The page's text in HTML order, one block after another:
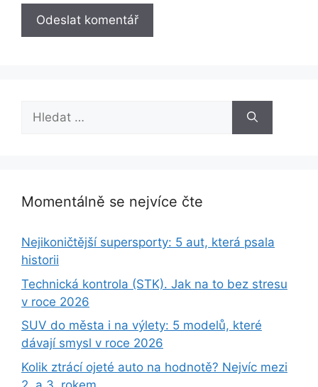
Hledat:
Momentálně se nejvíce čte
Nejikoničtější supersporty: 5 aut, která psala
historii
Technická kontrola (STK). Jak na to bez stresu
v roce 2026
SUV do města i na výlety: 5 modelů, které
dávají smysl v roce 2026
Kolik ztrácí ojeté auto na hodnotě? Nejvíc mezi